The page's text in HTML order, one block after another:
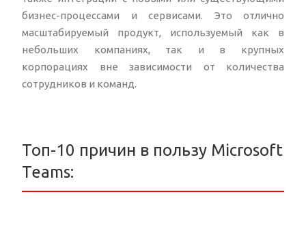
бизнес-процессами и сервисами. Это отлично
масштабируемый продукт, используемый как в
небольших компаниях, так и в крупных
корпорациях вне зависимости от количества
сотрудников и команд.
Топ-10 причин в пользу Microsoft
Teams: